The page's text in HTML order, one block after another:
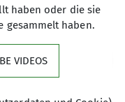
haben oder die sie
gesammelt haben.
VIDEOS